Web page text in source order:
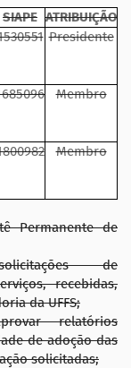
SIAPE ATRIBUIÇÃO
Presidente
Membro
Membro
Permanente de
de
recebidas,
da UFFS;
relatórios
de adoção das
solicitadas;